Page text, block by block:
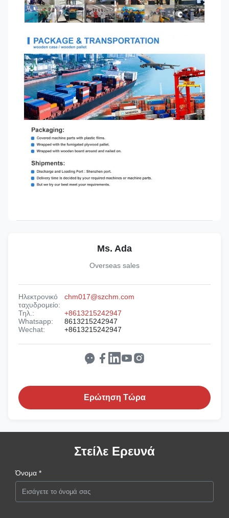
Ms. Ada
Overseas sales
Ηλεκτρονικό
ταχυδρομείο:
chm017@szchm.com
Τηλ.:
+8613215242947
Whatsapp:
8613215242947
Wechat:
+8613215242947
Ερώτηση Τώρα
Στείλε Ερευνά
Όνομα *